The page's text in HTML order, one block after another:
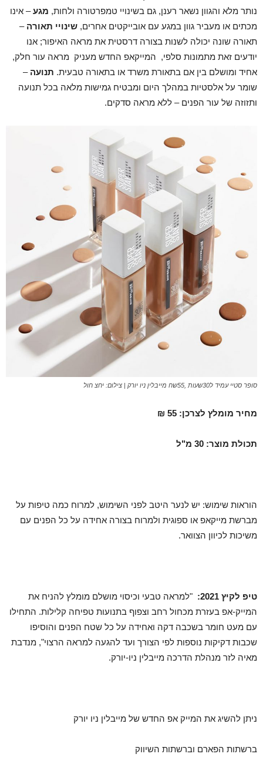
נותר מלא והגוון נשאר רענן, גם בשינויי טמפרטורה ולחות, מגע– אינו
מכתים או מעביר גוון במגע עם אובייקטים אחרים, שינויי תאורה–
תאורה שונה יכולה לשנות בצורה דרסטית את מראה האיפור; אנו
יודעים זאת מתמונות סלפי, המייקאפ החדש מעניק מראה עור חלק,
אחיד ומושלם בין אם בתאורת משרד או בתאורה טבעית. תנועה–
שומר על אלסטיות במהלך היום ומבטיח גמישות מלאה בכל תנועה
ותזוזה של עור הפנים – ללא מראה סדקים.
סופר סטיי עמיד ל30שעות ,55שח מייבלין ניו יורק | צילום: יחצ חול
מחיר מומלץ לצרכן: 55 ₪
תכולת מוצר: 30 מ"ל
הוראות שימוש: יש לנער היטב לפני השימוש, למרוח כמה טיפות על
מברשת מייקאפ או ספוגית ולמרוח בצורה אחידה על כל הפנים עם
משיכות לכיוון הצוואר.
טיפ לקיץ 2021:
"למראה טבעי וכיסוי מושלם מומלץ להניח את
המייק-אפ בעזרת מכחול רחב וצפוף בתנועות טפיחה קלילות. התחילו
עם מעט חומר בשכבה דקה ואחידה על כל שטח הפנים והוסיפו
שכבות דקיקות נוספות לפי הצורך ועד להגעה למראה הרצוי", מנדבת
מאיה לזר מנהלת הדרכה מייבלין ניו-יורק.
ניתן להשיג את המייק אפ החדש של מייבלין ניו יורק
ברשתות הפארם וברשתות השיווק